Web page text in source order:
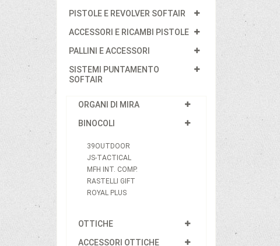
PISTOLE E REVOLVER SOFTAIR
ACCESSORI E RICAMBI PISTOLE
PALLINI E ACCESSORI
SISTEMI PUNTAMENTO
SOFTAIR
ORGANI DI MIRA
BINOCOLI
39OUTDOOR
JS-TACTICAL
MFH INT. COMP.
RASTELLI GIFT
ROYAL PLUS
OTTICHE
ACCESSORI OTTICHE